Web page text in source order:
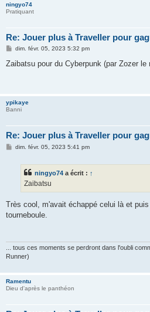
ningyo74
Pratiquant
Re: Jouer plus à Traveller pour
M
s
dim. févr. 05, 2023 5:32 pm
Zaibatsu pour du Cyberpunk (par Zozer le
ypikaye
Banni
Re: Jouer plus à Traveller pour
Mdim. févr. 05, 2023 5:41 pm
ningyo74 a écrit : ↑
Zaibatsu
Très cool, m'avait échappé celui là et
tourneboule.
... tous ces moments se perdront dans l'oubli
Runner)
Ramentu
Dieu d'après le panthéon